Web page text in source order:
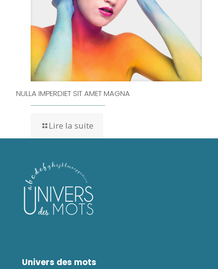
NULLA IMPERDIET SIT AMET MAGNA
Lire la suite
Univers des mots